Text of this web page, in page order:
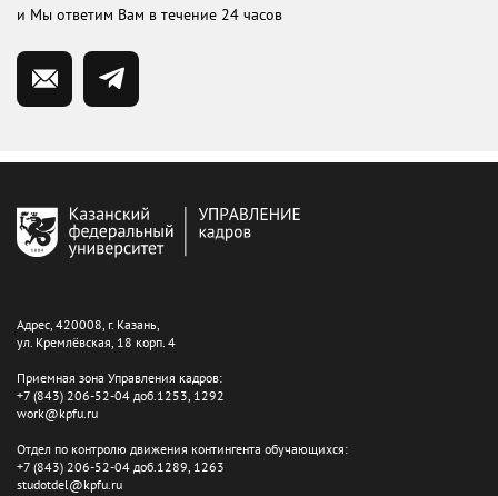
и Мы ответим Вам в течение 24 часов
Адрес, 420008, г. Казань,
ул. Кремлёвская, 18 корп. 4
Приемная зона Управления кадров:
+7 (843) 206-52-04 доб.1253, 1292
work@kpfu.ru
Отдел по контролю движения контингента обучающихся:
+7 (843) 206-52-04 доб.1289, 1263
studotdel@kpfu.ru